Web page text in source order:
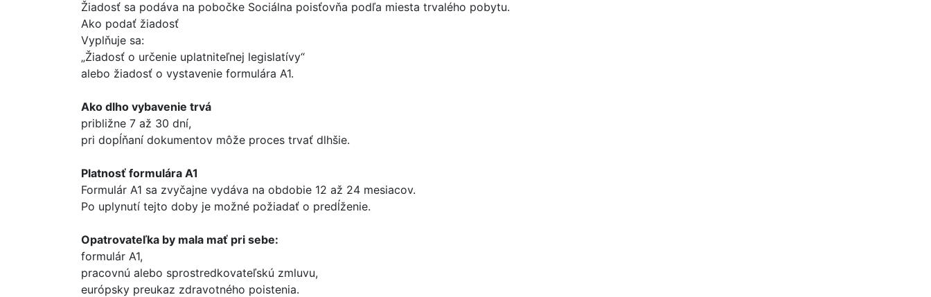
Žiadosť sa podáva na pobočke Sociálna poisťovňa podľa miesta trvalého pobytu.
Ako podať žiadosť
Vyplňuje sa:
„Žiadosť o určenie uplatniteľnej legislatívy“
alebo žiadosť o vystavenie formulára A1.
Ako dlho vybavenie trvá
približne 7 až 30 dní,
pri dopĺňaní dokumentov môže proces trvať dlhšie.
Platnosť formulára A1
Formulár A1 sa zvyčajne vydáva na obdobie 12 až 24 mesiacov.
Po uplynutí tejto doby je možné požiadať o predĺženie.
Opatrovateľka by mala mať pri sebe:
formulár A1,
pracovnú alebo sprostredkovateľskú zmluvu,
európsky preukaz zdravotného poistenia.